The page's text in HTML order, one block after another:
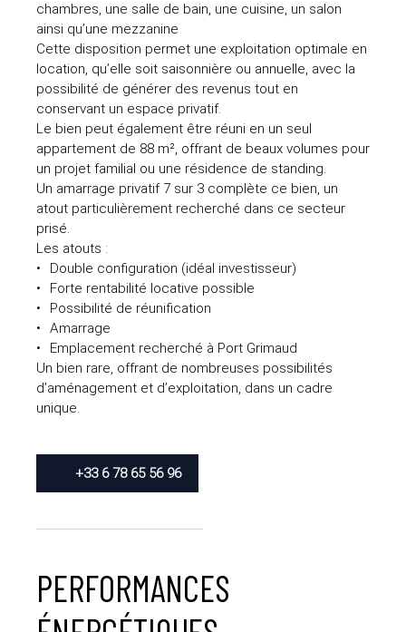
chambres, une salle de bain, une cuisine, un salon
ainsi qu’une mezzanine
Cette disposition permet une exploitation optimale en
location, qu’elle soit saisonnière ou annuelle, avec la
possibilité de générer des revenus tout en
conservant un espace privatif.
Le bien peut également être réuni en un seul
appartement de 88 m², offrant de beaux volumes pour
un projet familial ou une résidence de standing.
Un amarrage privatif 7 sur 3 complète ce bien, un
atout particulièrement recherché dans ce secteur
prisé.
Les atouts :
Double configuration (idéal investisseur)
Forte rentabilité locative possible
Possibilité de réunification
Amarrage
Emplacement recherché à Port Grimaud
Un bien rare, offrant de nombreuses possibilités
d’aménagement et d’exploitation, dans un cadre
unique.
+33 6 78 65 56 96
PERFORMANCES